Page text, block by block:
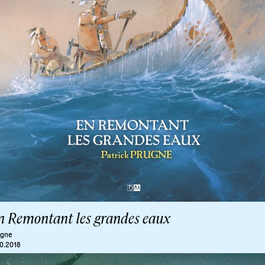
Remontant les grandes eaux